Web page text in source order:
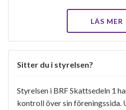
LÄS MER
Sitter du i styrelsen?
Styrelsen i BRF Skattsedeln 1
kontroll över sin föreningssida.